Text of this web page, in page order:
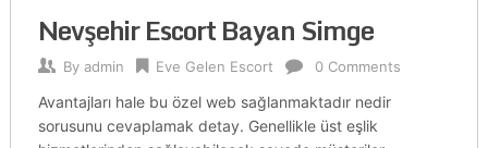
Nevşehir Escort Bayan Simge
By admin Eve Gelen Escort 0 Comments
Avantajları hale bu özel web sağlanmaktadır nedir
sorusunu cevaplamak detay. Genellikle üst eşlik